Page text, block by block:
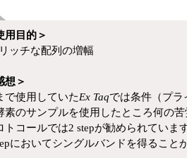
用目的＞
ッチな配列の増幅
想＞
で使用していたEx Taqでは条件（プラ
素のサンプルを使用したところ何の苦
トコールでは2 stepが勧められていま
においてシングルバンドを得ること